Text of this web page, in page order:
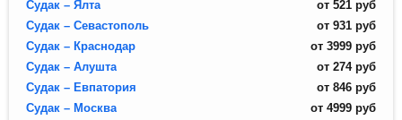
Судак – Ялта
от 521 руб
Судак – Севастополь
от 931 руб
Судак – Краснодар
от 3999 руб
Судак – Алушта
от 274 руб
Судак – Евпатория
от 846 руб
Судак – Москва
от 4999 руб